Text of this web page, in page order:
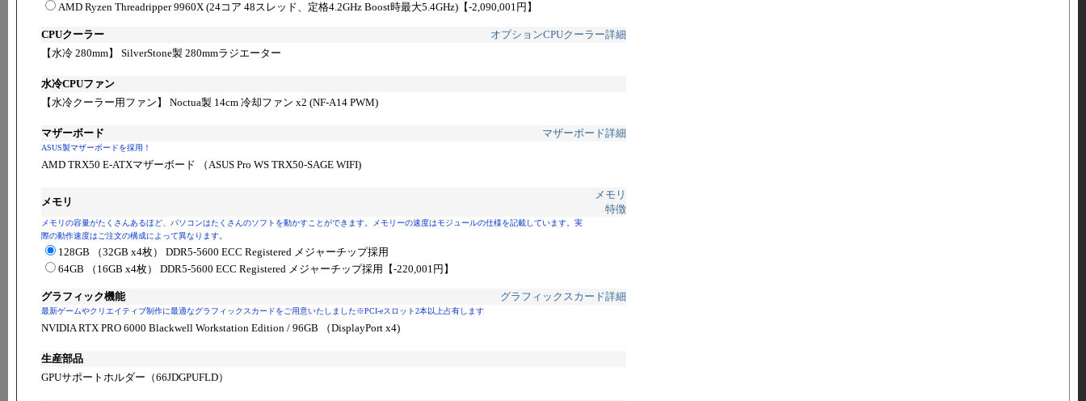
AMD Ryzen Threadripper 9960X (24コア 48スレッド、定格4.2GHz Boost時最大5.4GHz)【-2,090,001円】
CPUクーラー
オプションCPUクーラー詳細
【水冷 280mm】 SilverStone製 280mmラジエーター
水冷CPUファン
【水冷クーラー用ファン】 Noctua製 14cm 冷却ファン x2 (NF-A14 PWM)
マザーボード マザーボード詳細
ASUS製マザーボードを採用！
AMD TRX50 E-ATXマザーボード （ASUS Pro WS TRX50-SAGE WIFI)
メモリ
メモリ
特徴
メモリの容量がたくさんあるほど、パソコンはたくさんのソフトを動かすことができます。メモリーの速度はモジュールの仕様を記載しています。実
際の動作速度はご注文の構成によって異なります。
128GB （32GB x4枚） DDR5-5600 ECC Registered メジャーチップ採用
64GB （16GB x4枚） DDR5-5600 ECC Registered メジャーチップ採用 【-220,001円】
グラフィック機能 グラフィックスカード詳細
最新ゲームやクリエイティブ制作に最適なグラフィックスカードをご用意いたしました※PCI-eスロット2本以上占有します
NVIDIA RTX PRO 6000 Blackwell Workstation Edition / 96GB （DisplayPort x4)
生産部品
GPUサポートホルダー（66JDGPUFLD）